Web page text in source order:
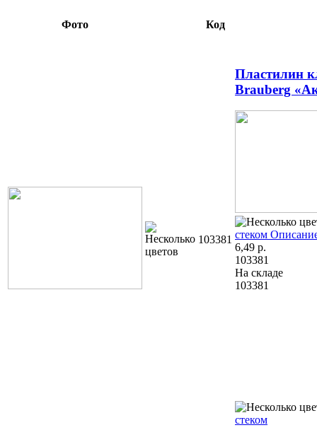
Фото Код
103381
Пластилин
Brauberg
стеком
6,49 р.
103381
На складе
103381
стеком